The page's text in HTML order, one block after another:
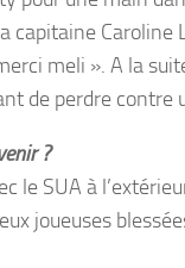
capitaine Caroline
meli ». A la
de perdre contre
?
le SUA à
joueuses